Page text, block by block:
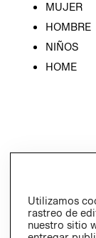
MUJER
HOMBRE
NIÑOS
HOME
Utilizamos
rastreo de
nuestro sitio